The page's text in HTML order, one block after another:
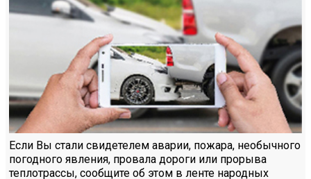
Если Вы стали свидетелем аварии, пожара, необычного
погодного явления, провала дороги или прорыва
теплотрассы, сообщите об этом в ленте народных